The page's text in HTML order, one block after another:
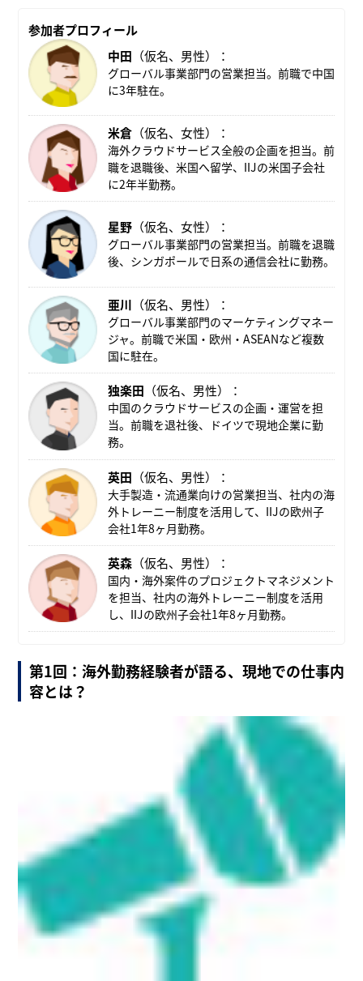
参加者プロフィール
中田 （仮名、男性）：
グローバル事業部門の営業担当。前職で中国
に3年駐在。
米倉（仮名、女性）：
海外クラウドサービス全般の企画を担当。前
職を退職後、米国へ留学、IIJの米国子会社
に2年半勤務。
星野（仮名、女性）：
グローバル事業部門の営業担当。前職を退職
後、シンガポールで日系の通信会社に勤務。
亜川 （仮名、男性）：
グローバル事業部門のマーケティングマネー
ジャ。前職で米国・欧州・ASEANなど複数
国に駐在。
独楽田 （仮名、男性）：
中国のクラウドサービスの企画・運営を担
当。前職を退社後、ドイツで現地企業に勤
務。
英田 （仮名、男性）：
大手製造・流通業向けの営業担当、社内の海
外トレーニー制度を活用して、IIJの欧州子
会社1年8ヶ月勤務。
英森（仮名、男性）：
国内・海外案件のプロジェクトマネジメント
を担当、社内の海外トレーニー制度を活用
し、IIJの欧州子会社1年8ヶ月勤務。
第1回：海外勤務経験者が語る、現地での仕事内
容とは？